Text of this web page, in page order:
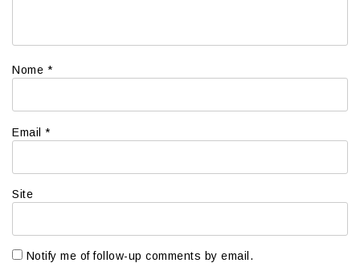
Nome *
Email *
Site
Notify me of follow-up comments by email.